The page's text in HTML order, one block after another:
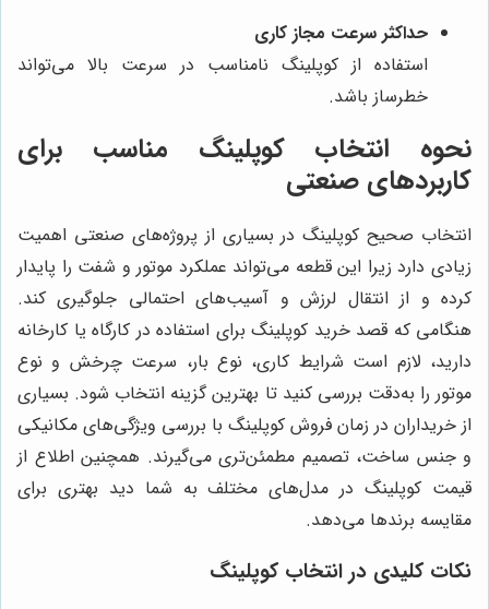
حداکثر سرعت مجاز کاری
استفاده از کوپلینگ نامناسب در سرعت بالا می‌تواند
خطرساز باشد.
نحوه انتخاب کوپلینگ مناسب برای
کاربردهای صنعتی
انتخاب صحیح کوپلینگ در بسیاری از پروژه‌های صنعتی اهمیت
زیادی دارد زیرا این قطعه می‌تواند عملکرد موتور و شفت را پایدار
کرده و از انتقال لرزش و آسیب‌های احتمالی جلوگیری کند.
هنگامی که قصد خرید کوپلینگ برای استفاده در کارگاه یا کارخانه
دارید، لازم است شرایط کاری، نوع بار، سرعت چرخش و نوع
موتور را به‌دقت بررسی کنید تا بهترین گزینه انتخاب شود. بسیاری
از خریداران در زمان فروش کوپلینگ با بررسی ویژگی‌های مکانیکی
و جنس ساخت، تصمیم مطمئن‌تری می‌گیرند. همچنین اطلاع از
قیمت کوپلینگ در مدل‌های مختلف به شما دید بهتری برای
مقایسه برندها می‌دهد.
نکات کلیدی در انتخاب کوپلینگ